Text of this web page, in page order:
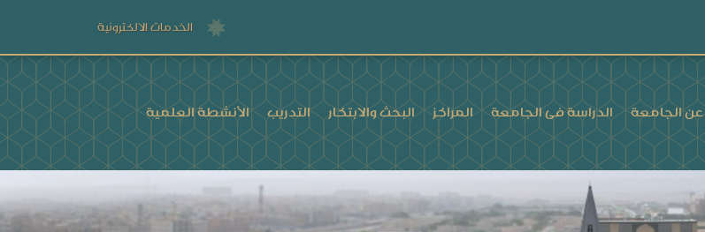
الخدمات الالكترونية
عن الجامعة الدراسة فى الجامعة المراكز البحث والابتكار التدريب الأنشطة العلمية